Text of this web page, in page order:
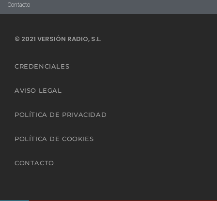
Contacto
© 2021 VERSIÓN RADIO, S.L.
CREDENCIALES
AVISO LEGAL
POLÍTICA DE PRIVACIDAD
POLÍTICA DE COOKIES
CONTACTO